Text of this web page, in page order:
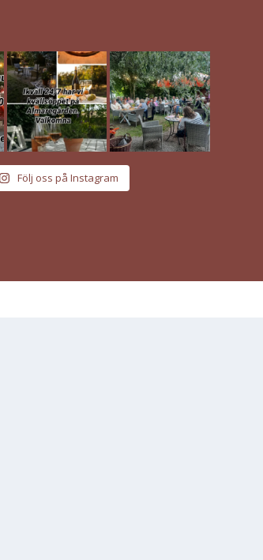
Följ oss på Instagram